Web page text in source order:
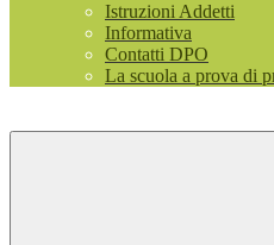
Istruzioni Addetti
Informativa
Contatti DPO
La scuola a prova di